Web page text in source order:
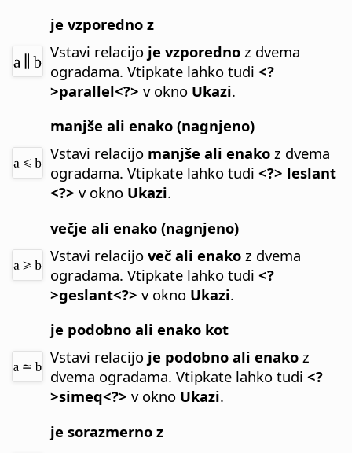
je vzporedno z
Vstavi relacijo je vzporedno z dvema
ogradama. Vtipkate lahko tudi<?
>parallel<?> v okno Ukazi.
manjše ali enako (nagnjeno)
Vstavi relacijo manjše ali enako z dvema
ogradama. Vtipkate lahko tudi<?> leslant
<?> v okno Ukazi.
večje ali enako (nagnjeno)
Vstavi relacijoveč ali enako z dvema
ogradama. Vtipkate lahko tudi<?
>geslant<?>v okno Ukazi.
je podobno ali enako kot
Vstavi relacijo je podobno ali enako z
dvema ogradama. Vtipkate lahko tudi<?
>simeq<?> v okno Ukazi.
je sorazmerno z